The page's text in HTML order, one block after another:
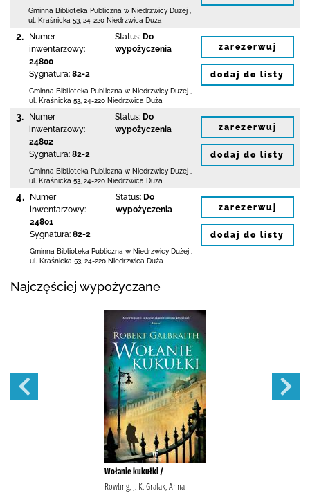
Gminna Biblioteka Publiczna w Niedrzwicy Dużej
ul. Kraśnicka 53 24-220 Niedrzwica Duża
2.
Numer
inwentarzowy:
24800
Sygnatura: 82-2
Status: Do
wypożyczenia
Gminna Biblioteka Publiczna w Niedrzwicy Dużej
ul. Kraśnicka 53 24-220 Niedrzwica Duża
zarezerwuj
dodaj do listy
3.
Numer
inwentarzowy:
24802
Sygnatura: 82-2
Status: Do
wypożyczenia
Gminna Biblioteka Publiczna w Niedrzwicy Dużej
ul. Kraśnicka 53 24-220 Niedrzwica Duża
zarezerwuj
dodaj do listy
4.
Numer
inwentarzowy:
24801
Sygnatura: 82-2
Status: Do
wypożyczenia
Gminna Biblioteka Publiczna w Niedrzwicy Dużej
ul. Kraśnicka 53 24-220 Niedrzwica Duża
zarezerwuj
dodaj do listy
Najczęściej wypożyczane
Wołanie kukułki /
Rowling, J. K. Gralak, Anna